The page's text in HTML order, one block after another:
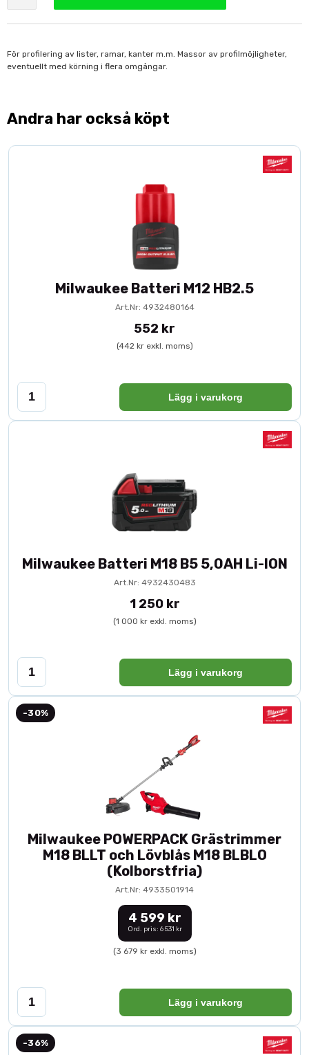
För profilering av lister, ramar, kanter m.m. Massor av profilmöjligheter,
eventuellt med körning i flera omgångar.
Andra har också köpt
Milwaukee Batteri M12 HB2.5
Art.Nr: 4932480164
552 kr
(442 kr exkl. moms)
Lägg i varukorg
Milwaukee Batteri M18 B5 5,0AH Li-ION
Art.Nr: 4932430483
1 250 kr
(1 000 kr exkl. moms)
Lägg i varukorg
-30%
Milwaukee POWERPACK Grästrimmer
M18 BLLT och Lövblås M18 BLBLO
(Kolborstfria)
Art.Nr: 4933501914
4 599 kr
Ord. pris: 6 531 kr
(3 679 kr exkl. moms)
Lägg i varukorg
-36%